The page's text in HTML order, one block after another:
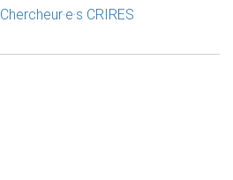
Chercheur·e·s CRIRES